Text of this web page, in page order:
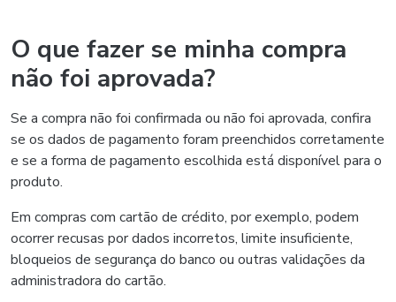
O que fazer se minha compra
não foi aprovada?
Se a compra não foi confirmada ou não foi aprovada, confira
se os dados de pagamento foram preenchidos corretamente
e se a forma de pagamento escolhida está disponível para o
produto.
Em compras com cartão de crédito, por exemplo, podem
ocorrer recusas por dados incorretos, limite insuficiente,
bloqueios de segurança do banco ou outras validações da
administradora do cartão.